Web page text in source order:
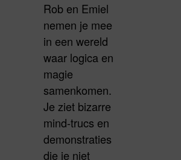
Rob en Emiel
nemen je mee
in een wereld
waar logica en
magie
samenkomen.
Je ziet bizarre
mind-trucs en
demonstraties
die je niet